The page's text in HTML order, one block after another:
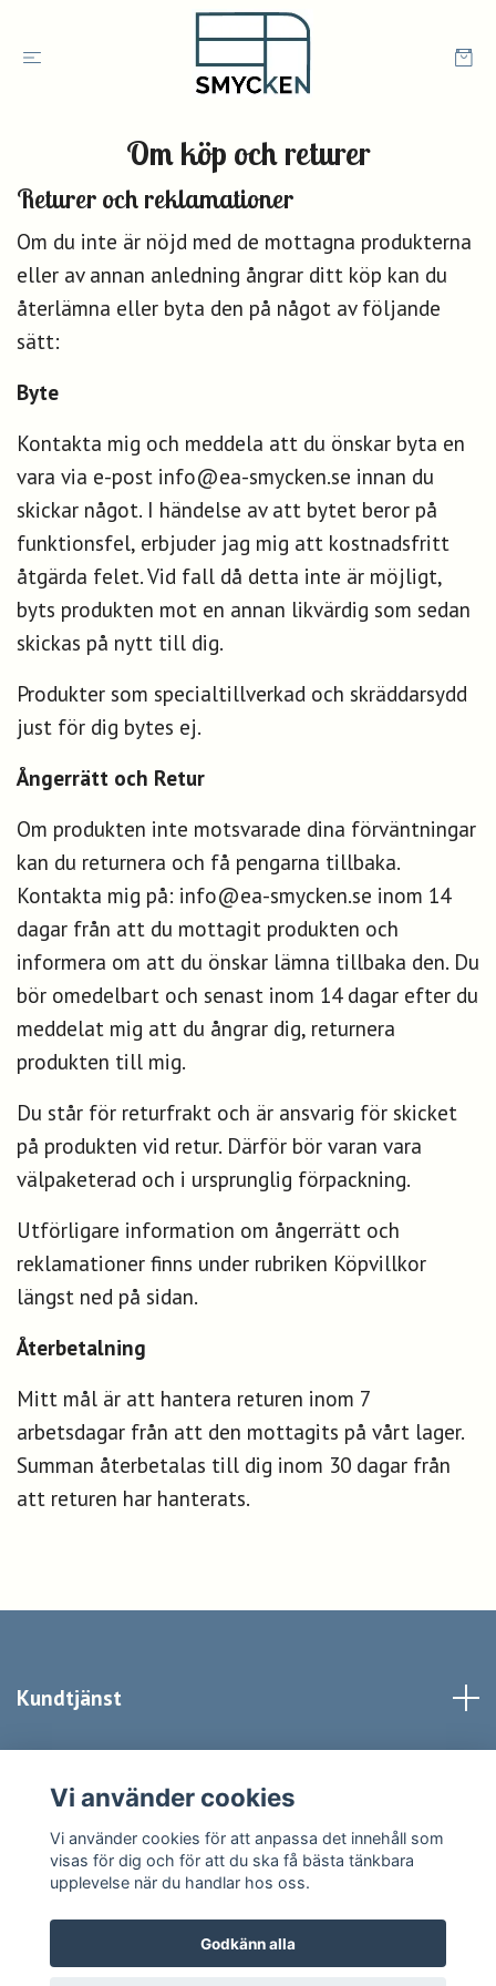
Om köp och returer
Returer och reklamationer
Om du inte är nöjd med de mottagna produkterna
eller av annan anledning ångrar ditt köp kan du
återlämna eller byta den på något av följande
sätt:
Byte
Kontakta mig och meddela att du önskar byta en
vara via e-post info@ea-smycken.se innan du
skickar något. I händelse av att bytet beror på
funktionsfel, erbjuder jag mig att kostnadsfritt
åtgärda felet. Vid fall då detta inte är möjligt,
byts produkten mot en annan likvärdig som sedan
skickas på nytt till dig.
Produkter som specialtillverkad och skräddarsydd
just för dig bytes ej.
Ångerrätt och Retur
Om produkten inte motsvarade dina förväntningar
kan du returnera och få pengarna tillbaka.
Kontakta mig på: info@ea-smycken.se inom 14
dagar från att du mottagit produkten och
informera om att du önskar lämna tillbaka den. Du
bör omedelbart och senast inom 14 dagar efter du
meddelat mig att du ångrar dig, returnera
produkten till mig.
Du står för returfrakt och är ansvarig för skicket
på produkten vid retur. Därför bör varan vara
välpaketerad och i ursprunglig förpackning.
Utförligare information om ångerrätt och
reklamationer finns under rubriken Köpvillkor
längst ned på sidan.
Återbetalning
Mitt mål är att hantera returen inom 7
arbetsdagar från att den mottagits på vårt lager.
Summan återbetalas till dig inom 30 dagar från
att returen har hanterats.
Kundtjänst
Sociala medier
Vi använder cookies
Vi använder cookies för att anpassa det innehåll som
visas för dig och för att du ska få bästa tänkbara
upplevelse när du handlar hos oss.
Godkänn alla